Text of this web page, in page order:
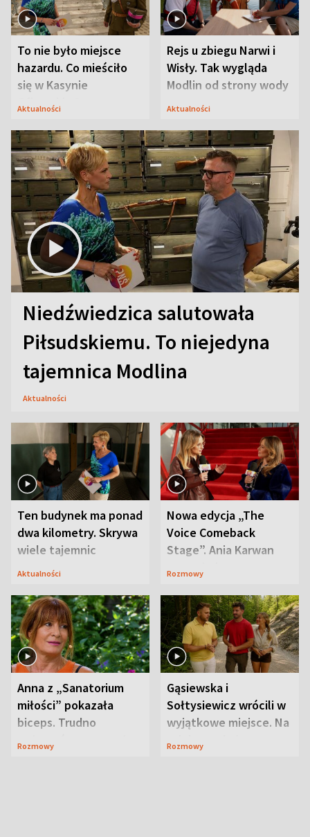
To nie było miejsce
hazardu. Co mieściło
się w Kasynie
Oficerskim?
Aktualności
Rejs u zbiegu Narwi i
Wisły. Tak wygląda
Modlin od strony wody
Aktualności
Niedźwiedzica salutowała
Piłsudskiemu. To niejedyna
tajemnica Modlina
Aktualności
Ten budynek ma ponad
dwa kilometry. Skrywa
wiele tajemnic
Aktualności
Nowa edycja „The
Voice Comeback
Stage”. Ania Karwan
zapowiada
Rozmowy
Anna z „Sanatorium
miłości” pokazała
biceps. Trudno
uwierzyć, co przeszła
Rozmowy
Gąsiewska i
Sołtysiewicz wrócili w
wyjątkowe miejsce. Na
szlaku czekał
Rozmowy